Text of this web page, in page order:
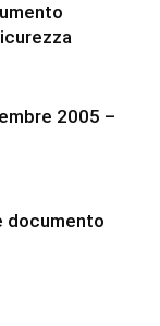
2005 –
documento